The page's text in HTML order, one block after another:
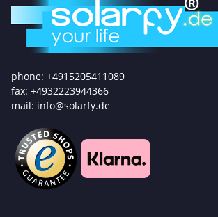
phone: +4915205411089
fax: +4932223944366
mail: info@solarfy.de